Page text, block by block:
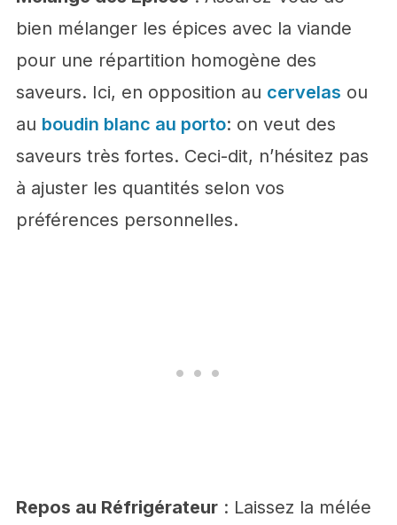
bien mélanger les épices avec la viande
pour une répartition homogène des
saveurs. Ici, en opposition au cervelas ou
au boudin blanc au porto: on veut des
saveurs très fortes. Ceci-dit, n’hésitez pas
à ajuster les quantités selon vos
préférences personnelles.
Repos au Réfrigérateur: Laissez la mélée